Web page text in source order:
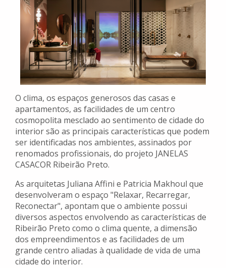
O clima, os espaços generosos das casas e
apartamentos, as facilidades de um centro
cosmopolita mesclado ao sentimento de cidade do
interior são as principais características que podem
ser identificadas nos ambientes, assinados por
renomados profissionais, do projeto JANELAS
CASACOR Ribeirão Preto.
As arquitetas Juliana Affini e Patricia Makhoul que
desenvolveram o espaço "Relaxar, Recarregar,
Reconectar", apontam que o ambiente possui
diversos aspectos envolvendo as características de
Ribeirão Preto como o clima quente, a dimensão
dos empreendimentos e as facilidades de um
grande centro aliadas à qualidade de vida de uma
cidade do interior.